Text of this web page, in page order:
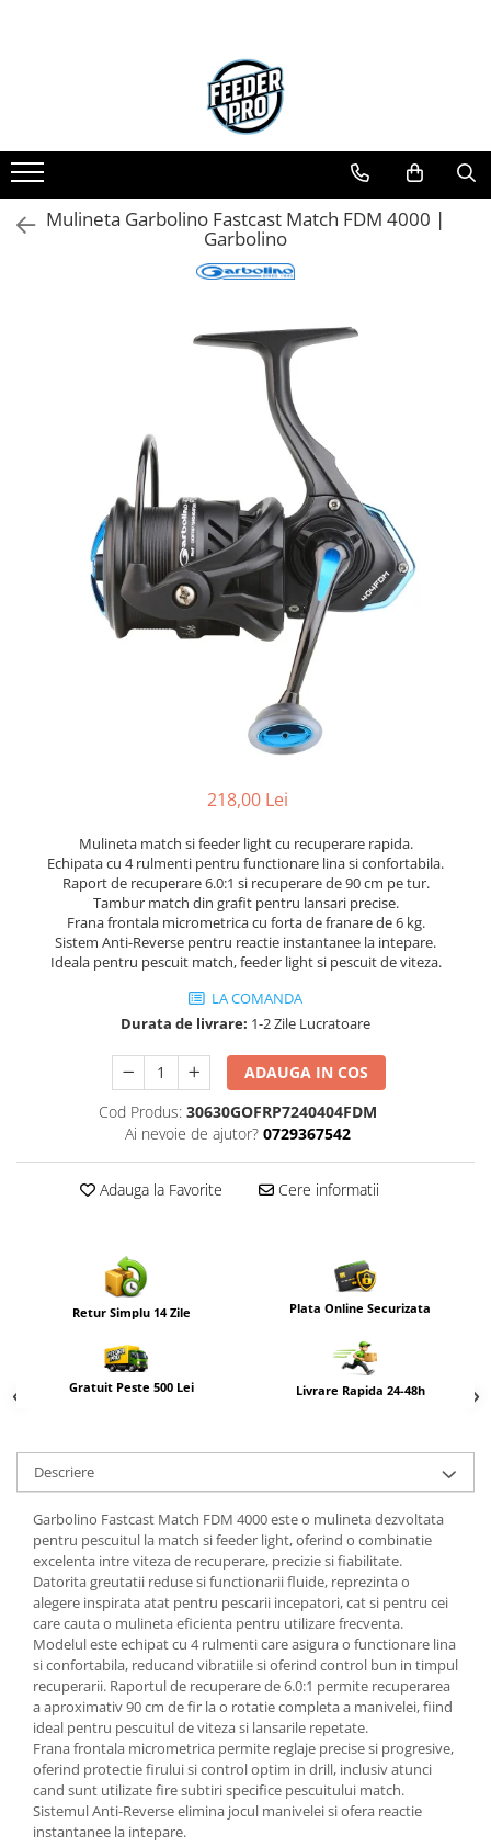
Mulineta Garbolino Fastcast Match FDM 4000 |
Garbolino
218,00 Lei
Mulineta match si feeder light cu recuperare rapida.
Echipata cu 4 rulmenti pentru functionare lina si confortabila.
Raport de recuperare 6.0:1 si recuperare de 90 cm pe tur.
Tambur match din grafit pentru lansari precise.
Frana frontala micrometrica cu forta de franare de 6 kg.
Sistem Anti-Reverse pentru reactie instantanee la intepare.
Ideala pentru pescuit match, feeder light si pescuit de viteza.
LA COMANDA
Durata de livrare: 1-2 Zile Lucratoare
ADAUGA IN COS
Cod Produs: 30630GOFRP7240404FDM
Ai nevoie de ajutor? 0729367542
Adauga la Favorite Cere informatii
Retur Simplu 14 Zile Plata Online Securizata
Gratuit Peste 500 Lei Livrare Rapida 24-48h
Descriere
Garbolino Fastcast Match FDM 4000 este o mulineta dezvoltata
pentru pescuitul la match si feeder light, oferind o combinatie
excelenta intre viteza de recuperare, precizie si fiabilitate.
Datorita greutatii reduse si functionarii fluide, reprezinta o
alegere inspirata atat pentru pescarii incepatori, cat si pentru cei
care cauta o mulineta eficienta pentru utilizare frecventa.
Modelul este echipat cu 4 rulmenti care asigura o functionare lina
si confortabila, reducand vibratiile si oferind control bun in timpul
recuperarii. Raportul de recuperare de 6.0:1 permite recuperarea
a aproximativ 90 cm de fir la o rotatie completa a manivelei, fiind
ideal pentru pescuitul de viteza si lansarile repetate.
Frana frontala micrometrica permite reglaje precise si progresive,
oferind protectie firului si control optim in drill, inclusiv atunci
cand sunt utilizate fire subtiri specifice pescuitului match.
Sistemul Anti-Reverse elimina jocul manivelei si ofera reactie
instantanee la intepare.